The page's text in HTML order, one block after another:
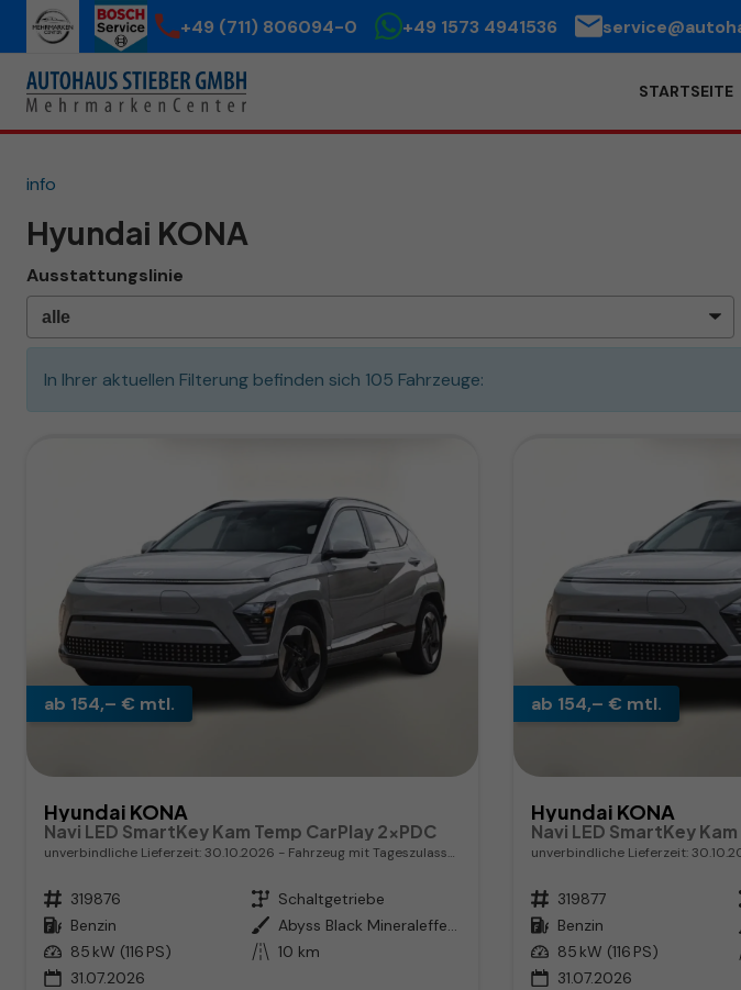
+49 (711) 806094-0 +49 1573 4941536
STARTSEITE
info
Hyundai KONA
Ausstattungslinie
In Ihrer aktuellen Filterung befinden sich 105 Fahrzeuge:
ab 154,– € mtl.
Hyundai KONA
Navi LED SmartKey Kam Temp CarPlay 2xPDC
unverbindliche Lieferzeit:30.10.2026 Fahrzeug mit Tageszulassung
Fahrzeugnr. 319876 Getriebe Schaltgetriebe
Kraftstoff Benzin Außenfarbe
Abyss Black Mineraleffekt
Leistung 85 kW (116 PS) Kilometerstand 10 km
31.07.2026
ab 154,– € mtl.
Hyundai KONA
Navi LED SmartKey
unverbindliche Lieferzeit:
Fahrzeugnr. 319877
Kraftstoff Benzin
Leistung 85 kW (116 PS)
31.07.2026